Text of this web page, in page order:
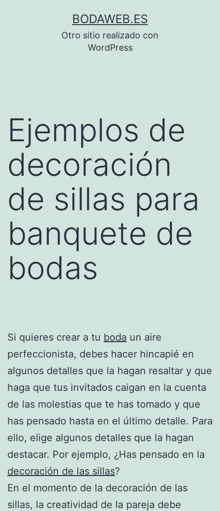
BODAWEB.ES
Otro sitio realizado con
WordPress
Ejemplos de
decoración
de sillas para
banquete de
bodas
Si quieres crear a tu boda un aire
perfeccionista, debes hacer hincapié en
algunos detalles que la hagan resaltar y que
haga que tus invitados caigan en la cuenta
de las molestias que te has tomado y que
has pensado hasta en el último detalle. Para
ello, elige algunos detalles que la hagan
destacar. Por ejemplo, ¿Has pensado en la
decoración de las sillas?
En el momento de la decoración de las
sillas, la creatividad de la pareja debe